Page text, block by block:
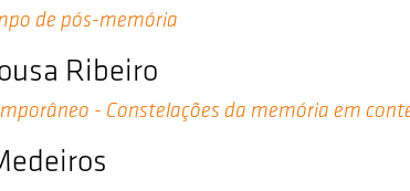
de pós-memória
Ribeiro
- Constelações da memória em